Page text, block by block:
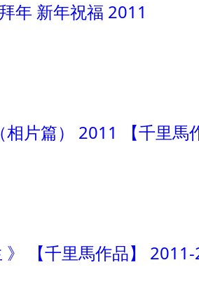
年 新年祝福 2011
相片篇） 2011 【千里馬
》 【千里馬作品】